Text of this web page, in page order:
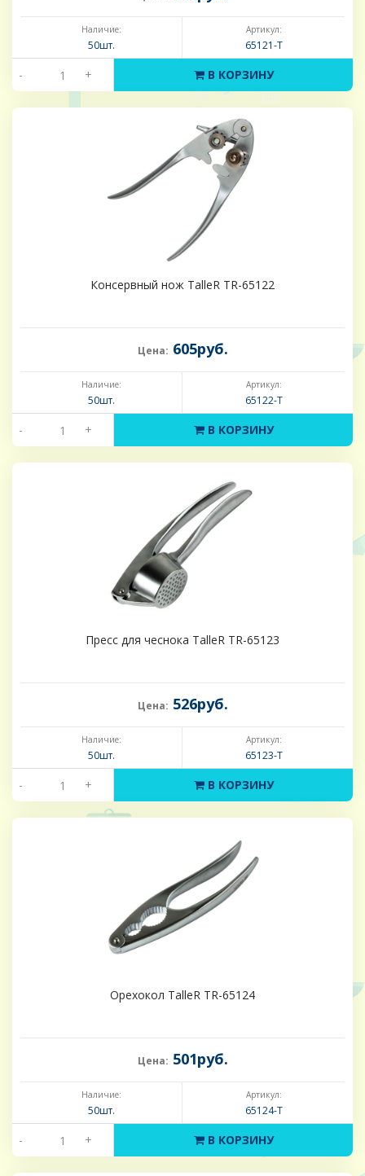
Наличие:
50шт.
Артикул:
65121-Т
- + В КОРЗИНУ
Консервный нож TalleR TR-65122
Цена: 605руб.
Наличие:
50шт.
Артикул:
65122-Т
- + В КОРЗИНУ
Пресс для чеснока TalleR TR-65123
Цена: 526руб.
Наличие:
50шт.
Артикул:
65123-Т
- + В КОРЗИНУ
Орехокол TalleR TR-65124
Цена: 501руб.
Наличие:
50шт.
Артикул:
65124-Т
- + В КОРЗИНУ